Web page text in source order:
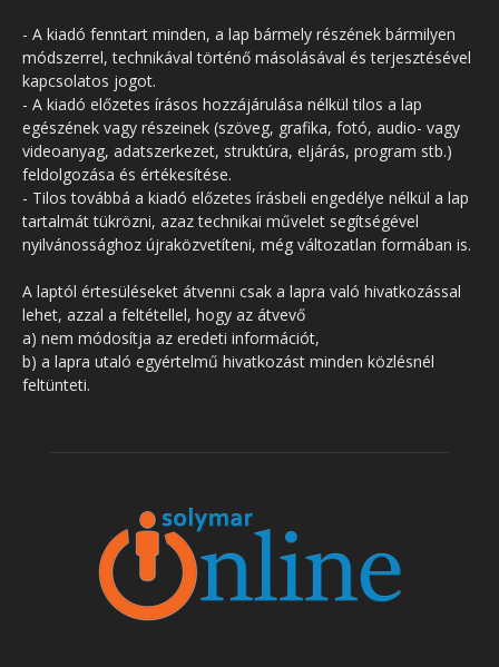
- A kiadó fenntart minden, a lap bármely részének bármilyen
módszerrel, technikával történő másolásával és terjesztésével
kapcsolatos jogot.
- A kiadó előzetes írásos hozzájárulása nélkül tilos a lap
egészének vagy részeinek (szöveg, grafika, fotó, audio- vagy
videoanyag, adatszerkezet, struktúra, eljárás, program stb.)
feldolgozása és értékesítése.
- Tilos továbbá a kiadó előzetes írásbeli engedélye nélkül a lap
tartalmát tükrözni, azaz technikai művelet segítségével
nyilvánossághoz újraközvetíteni, még változatlan formában is.
A laptól értesüléseket átvenni csak a lapra való hivatkozással
lehet, azzal a feltétellel, hogy az átvevő
a) nem módosítja az eredeti információt,
b) a lapra utaló egyértelmű hivatkozást minden közlésnél
feltünteti.